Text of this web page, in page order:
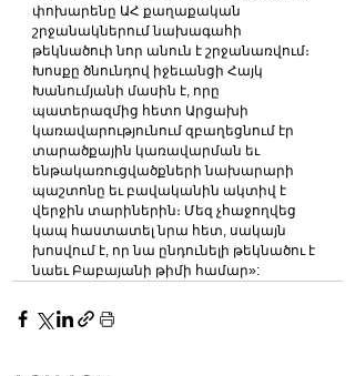
փոխարենը ԱՀ քաղաքական
շրջանակներում նախագահի
թեկնածուի նոր անուն է շրջանառվում։
Խոսքը ծնունդով իջեւանցի Հայկ
Խանումյանի մասին է, որը
պատերազմից հետո Արցախի
կառավարությունում զբաղեցնում էր
տարածքային կառավարման եւ
ենթակառուցվածքների նախարարի
պաշտոնը եւ բավականին ակտիվ է
վերջին տարիներին։ Մեզ չհաջողվեց
կապ հաստատել նրա հետ, սակայն
խոսվում է, որ նա ընդունելի թեկնածու է
նաեւ Բաբայանի թիմի համար»: